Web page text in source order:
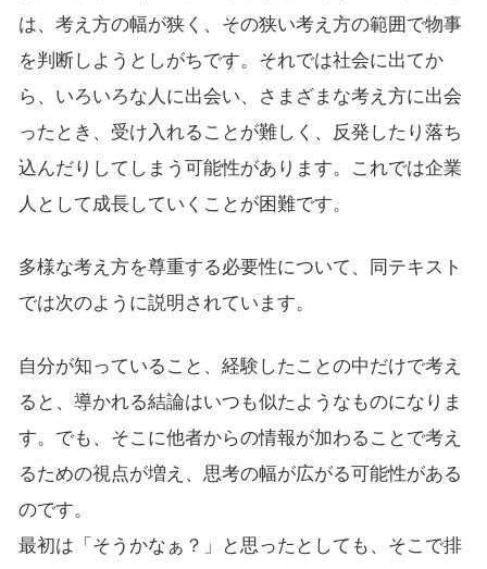
は、考え方の幅が狭く、その狭い考え方の範囲で物事
を判断しようとしがちです。それでは社会に出てか
ら、いろいろな人に出会い、さまざまな考え方に出会
ったとき、受け入れることが難しく、反発したり落ち
込んだりしてしまう可能性があります。これでは企業
人として成長していくことが困難です。
多様な考え方を尊重する必要性について、同テキスト
では次のように説明されています。
自分が知っていること、経験したことの中だけで考え
ると、導かれる結論はいつも似たようなものになりま
す。でも、そこに他者からの情報が加わることで考え
るための視点が増え、思考の幅が広がる可能性がある
のです。
最初は「そうかなぁ？」と思ったとしても、そこで排